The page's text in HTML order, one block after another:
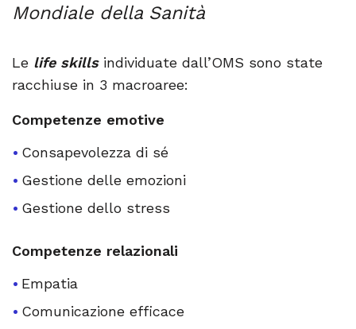
Mondiale della Sanità
Le life skills individuate dall’OMS sono state
racchiuse in 3 macroaree:
Competenze emotive
Consapevolezza di sé
Gestione delle emozioni
Gestione dello stress
Competenze relazionali
Empatia
Comunicazione efficace